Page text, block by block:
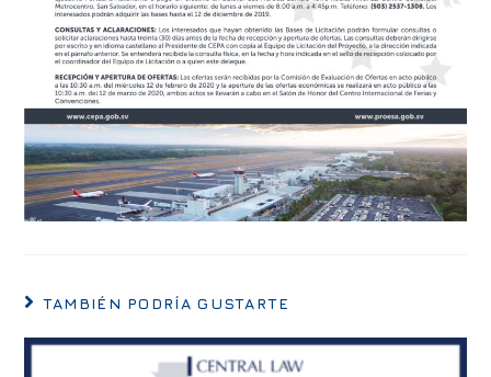
TAMBIÉN PODRÍA GUSTARTE